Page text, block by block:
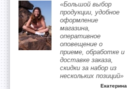
«Большой выбор
продукции, удобное
оформление
магазина,
оперативное
оповещение о
приеме, обработке и
доставке заказа,
скидки за набор из
нескольких позиций»
Екатерина